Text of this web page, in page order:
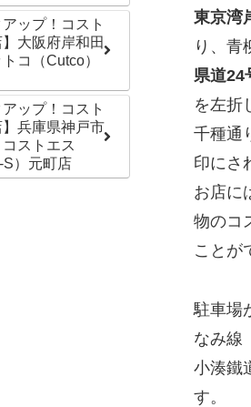
東京湾
り、青
県道24
を左折
千種通
印にさ
お店に
物のコ
ことが
駐車場
なみ線
小湊鐵
す。
アップ！コスト
大阪府岸和田
コ（Cutco）
アップ！コスト
】兵庫県神戸市
ストエス
S）元町店